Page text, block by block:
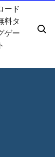
ード
料タ
ゲー